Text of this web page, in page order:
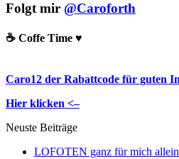
Folgt mir @Caroforth
☕️ Coffe Time ♥️
Caro12 der Rabattcode für guten
Hier klicken <–
Neuste Beiträge
LOFOTEN ganz für mich